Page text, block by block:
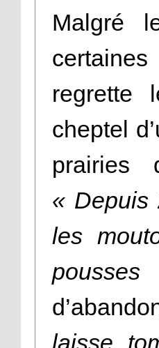
Malgré
regrette
cheptel
prairies
« Depuis
les
laisse